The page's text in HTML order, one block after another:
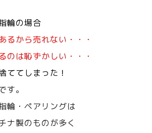
輪の場合
るから売れない・・・
のは恥ずかしい・・・
ててしまった！
す。
輪・ペアリングは
ナ製のものが多く